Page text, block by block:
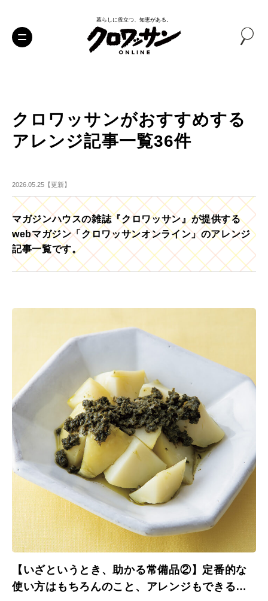
暮らしに役立つ、知恵がある。
クロワッサンがおすすめする
アレンジ記事一覧36件
2026.05.25【更新】
マガジンハウスの雑誌『クロワッサン』が提供する
webマガジン「クロワッサンオンライン」のアレンジ
記事一覧です。
【いざというとき、助かる常備品②】定番的な
使い方はもちろんのこと、アレンジもできる便